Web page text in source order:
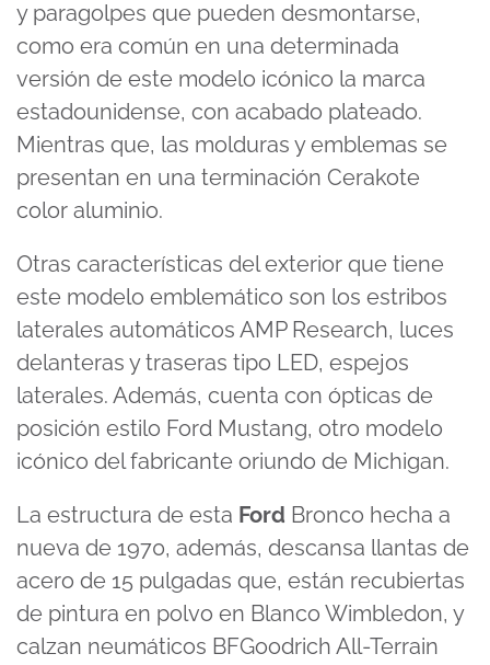
y paragolpes que pueden desmontarse,
como era común en una determinada
versión de este modelo icónico la marca
estadounidense, con acabado plateado.
Mientras que, las molduras y emblemas se
presentan en una terminación Cerakote
color aluminio.
Otras características del exterior que tiene
este modelo emblemático son los estribos
laterales automáticos AMP Research, luces
delanteras y traseras tipo LED, espejos
laterales. Además, cuenta con ópticas de
posición estilo Ford Mustang, otro modelo
icónico del fabricante oriundo de Michigan.
La estructura de esta Ford Bronco hecha a
nueva de 1970, además, descansa llantas de
acero de 15 pulgadas que, están recubiertas
de pintura en polvo en Blanco Wimbledon, y
calzan neumáticos BFGoodrich All-Terrain